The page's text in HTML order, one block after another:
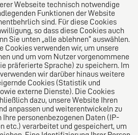
Aus Europa für die
Mittelstand.
Webseite technisch notwendige
Funktionen der Website
sind. Für diese Cookies
so dass diese Cookies auch
Sie unten „alle ablehnen“ auswählen.
Cookies verwenden wir, um unsere
und um vom Nutzer vorgenommene
präferierte Sprache) zu speichern. Im
wir darüber hinaus weitere
Cookies (Statistik und
externe Dienste). Die Cookies
dazu, unsere Website Ihren
anpassen und weiterentwickeln zu
Ihre personenbezogenen Daten (IP-
etc.) verarbeitet und gespeichert, um